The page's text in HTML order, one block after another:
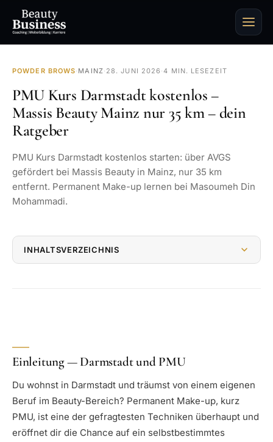
POWDER BROWS· MAINZ· 28. JUNI 2026 ·4 MIN. LESEZEIT
PMU Kurs Darmstadt kostenlos –
Massis Beauty Mainz nur 35 km – dein
Ratgeber
PMU Kurs Darmstadt kostenlos starten: über AVGS
gefördert bei Massis Beauty in Mainz, nur 35 km
entfernt. Permanent Make-up lernen bei Masoumeh Din
Mohammadi.
INHALTSVERZEICHNIS
Einleitung — Darmstadt und PMU
Du wohnst in Darmstadt und träumst von einem eigenen
Beruf im Beauty-Bereich? Permanent Make-up, kurz
PMU, ist eine der gefragtesten Techniken überhaupt und
eröffnet dir die Chance auf ein selbstbestimmtes